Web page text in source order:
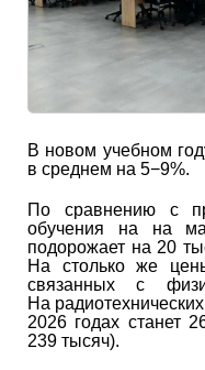
В новом учебном
в среднем на 5−9%.
По сравнению с
обучения на на
подорожает на 20
На столько же
связанных с
На
2026 годах станет
239 тысяч).